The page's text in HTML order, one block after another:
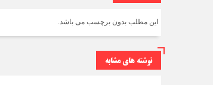
این مطلب بدون برچسب می باشد.
نوشته های مشابه